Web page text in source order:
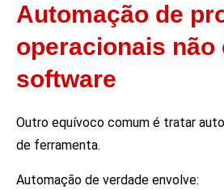
Automação de
operacionais não
software
Outro equívoco comum é tratar
de ferramenta.
Automação de verdade envolve: